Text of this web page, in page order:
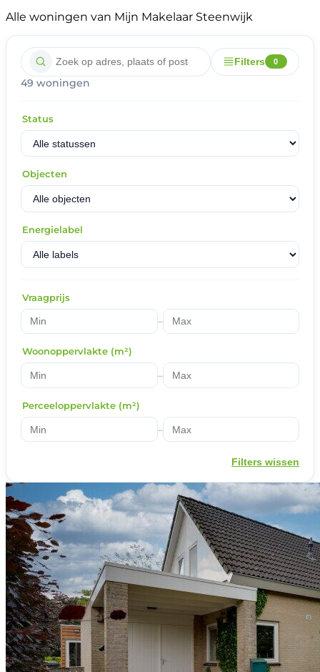
Alle woningen van Mijn Makelaar Steenwijk
Filters 0
49 woningen
Status
Objecten
Energielabel
Vraagprijs
–
Woonoppervlakte (m²)
–
Perceeloppervlakte (m²)
–
Filters wissen